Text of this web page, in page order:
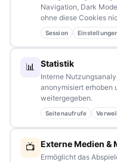
Schreiben Sie uns –
Lesern bleiben wir am
Partnerschaften:
Redaktion:
NAVIGATION
Navigation, Dark
ohne diese Cookies
Session
📊 Statistik
Interne
anonymisiert erhoben
weitergegeben.
Seitenaufrufe
📺 Externe Medien &
Ermöglicht das